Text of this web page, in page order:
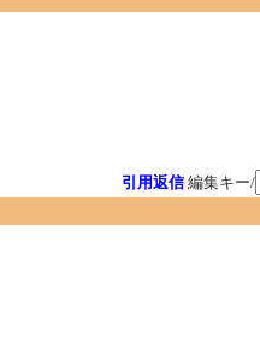
引用返信 編集キー/